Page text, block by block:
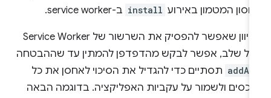
המטמון באירוע install ב-service worker.
מכיוון שאפשר להפסיק את השרשור של Service Worker
שלב, אפשר לבקש מהדפדפן להמתין עד שההבטחה
תסתיים כדי להגדיל את הסיכוי לאחסן את כל
ולשמור על עקביות האפליקציה. בדוגמה הבאה